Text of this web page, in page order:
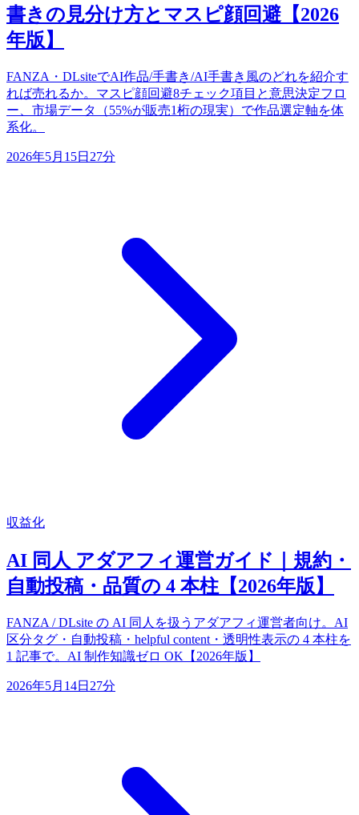
書きの見分け方とマスピ顔回避【2026
年版】
FANZA・DLsiteでAI作品/手書き/AI手書き風のどれを紹介す
れば売れるか。マスピ顔回避8チェック項目と意思決定フロ
ー、市場データ（55%が販売1桁の現実）で作品選定軸を体
系化。
2026年5月15日 27分
収益化
AI 同人 アダアフィ運営ガイド｜規約・
自動投稿・品質の 4 本柱【2026年版】
FANZA / DLsite の AI 同人を扱うアダアフィ運営者向け。AI
区分タグ・自動投稿・helpful content・透明性表示の 4 本柱を
1 記事で。AI 制作知識ゼロ OK【2026年版】
2026年5月14日 27分